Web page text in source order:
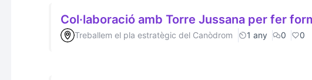
Col·laboració amb Torre Jussana per fer
Treballem el pla estratègic del Canòdrom 1 any 0 0